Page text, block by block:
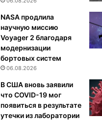
NASA продлила
научную миссию
Voyager 2 благодаря
модернизации
бортовых систем
06.08.2026
В США вновь заявили
что COVID-19 мог
появиться в результате
утечки из лаборатории